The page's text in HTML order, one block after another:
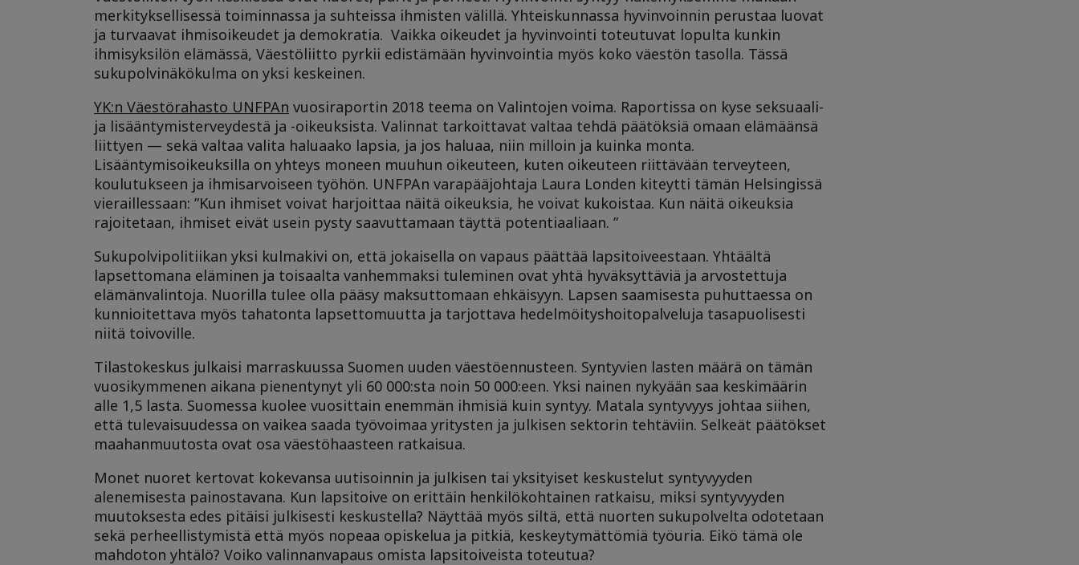
merkityksellisessä toiminnassa ja suhteissa ihmisten välillä. Yhteiskunnassa hyvinvoinnin perustaa luovat
ja turvaavat ihmisoikeudet ja demokratia. Vaikka oikeudet ja hyvinvointi toteutuvat lopulta kunkin
ihmisyksilön elämässä, Väestöliitto pyrkii edistämään hyvinvointia myös koko väestön tasolla. Tässä
sukupolvinäkökulma on yksi keskeinen.
YK:n Väestörahasto UNFPAn vuosiraportin 2018 teema on Valintojen voima. Raportissa on kyse seksuaali-
ja lisääntymisterveydestä ja -oikeuksista. Valinnat tarkoittavat valtaa tehdä päätöksiä omaan elämäänsä
liittyen — sekä valtaa valita haluaako lapsia, ja jos haluaa, niin milloin ja kuinka monta.
Lisääntymisoikeuksilla on yhteys moneen muuhun oikeuteen, kuten oikeuteen riittävään terveyteen,
koulutukseen ja ihmisarvoiseen työhön. UNFPAn varapääjohtaja Laura Londen kiteytti tämän Helsingissä
vieraillessaan: ”Kun ihmiset voivat harjoittaa näitä oikeuksia, he voivat kukoistaa. Kun näitä oikeuksia
rajoitetaan, ihmiset eivät usein pysty saavuttamaan täyttä potentiaaliaan. ”
Sukupolvipolitiikan yksi kulmakivi on, että jokaisella on vapaus päättää lapsitoiveestaan. Yhtäältä
lapsettomana eläminen ja toisaalta vanhemmaksi tuleminen ovat yhtä hyväksyttäviä ja arvostettuja
elämänvalintoja. Nuorilla tulee olla pääsy maksuttomaan ehkäisyyn. Lapsen saamisesta puhuttaessa on
kunnioitettava myös tahatonta lapsettomuutta ja tarjottava hedelmöityshoitopalveluja tasapuolisesti
niitä toivoville.
Tilastokeskus julkaisi marraskuussa Suomen uuden väestöennusteen. Syntyvien lasten määrä on tämän
vuosikymmenen aikana pienentynyt yli 60 000:sta noin 50 000:een. Yksi nainen nykyään saa keskimäärin
alle 1,5 lasta. Suomessa kuolee vuosittain enemmän ihmisiä kuin syntyy. Matala syntyvyys johtaa siihen,
että tulevaisuudessa on vaikea saada työvoimaa yritysten ja julkisen sektorin tehtäviin. Selkeät päätökset
maahanmuutosta ovat osa väestöhaasteen ratkaisua.
Monet nuoret kertovat kokevansa uutisoinnin ja julkisen tai yksityiset keskustelut syntyvyyden
alenemisesta painostavana. Kun lapsitoive on erittäin henkilökohtainen ratkaisu, miksi syntyvyyden
muutoksesta edes pitäisi julkisesti keskustella? Näyttää myös siltä, että nuorten sukupolvelta odotetaan
sekä perheellistymistä että myös nopeaa opiskelua ja pitkiä, keskeytymättömiä työuria. Eikö tämä ole
mahdoton yhtälö? Voiko valinnanvapaus omista lapsitoiveista toteutua?